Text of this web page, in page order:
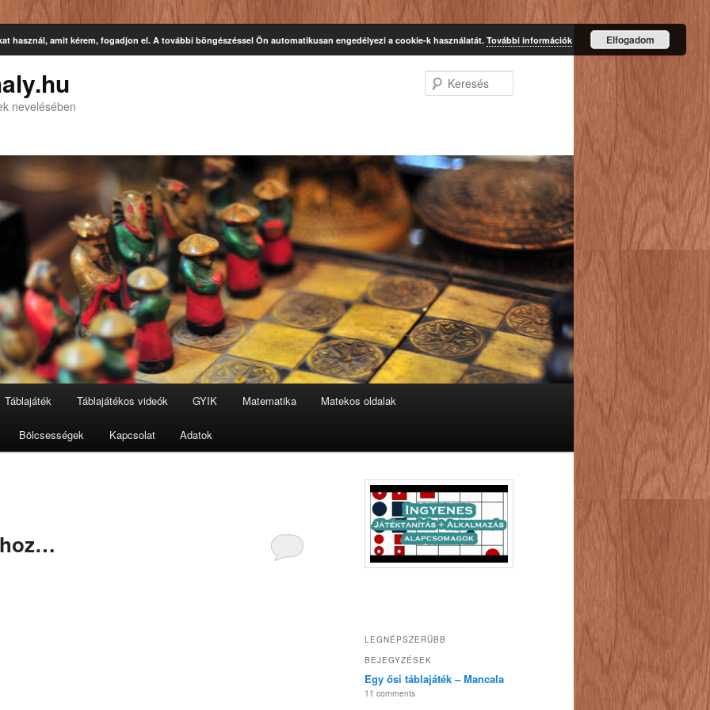
nevelésében
Táblajáték Táblajátékos videók GYIK Matematika Matekos oldalak
Bölcsességek Kapcsolat Adatok
LEGNÉPSZERŰBB
BEJEGYZÉSEK
Egy ősi táblajáték – Mancala
11 comments
használ, amit kérem, fogadjon el. A további böngészéssel Ön automatikusan engedélyezi a cookie-k használatát. További információk Elfogadom